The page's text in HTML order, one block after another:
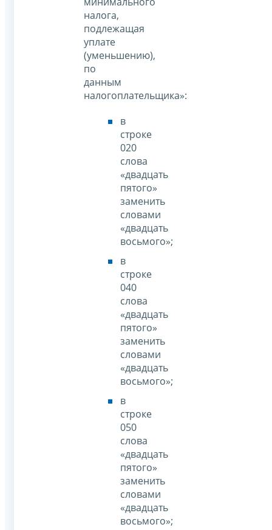
налога,
подлежащая
уплате
(уменьшению),
по
данным
налогоплательщика»:
в
строке
020
слова
«двадцать
пятого»
заменить
словами
«двадцать
восьмого»;
в
строке
040
слова
«двадцать
пятого»
заменить
словами
«двадцать
восьмого»;
в
строке
050
слова
«двадцать
пятого»
заменить
словами
«двадцать
восьмого»;